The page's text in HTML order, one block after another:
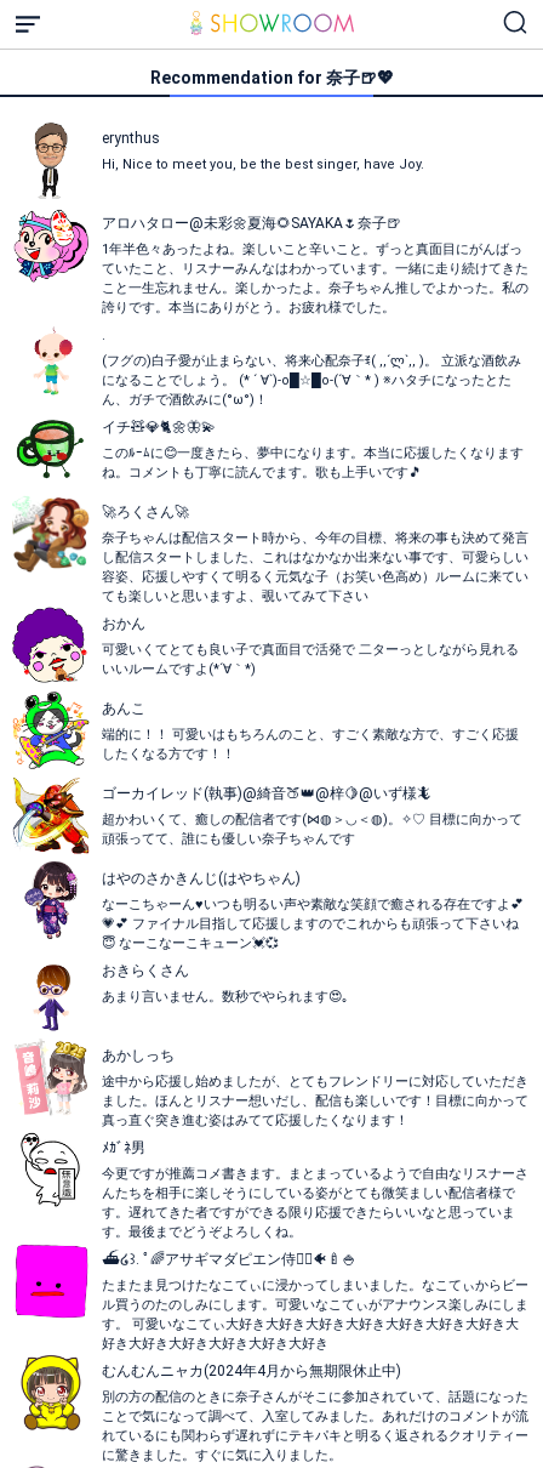
Recommendation for 奈子🍺💖
erynthus
Hi, Nice to meet you, be the best singer, have Joy.
アロハタロー@未彩🌼夏海🌻SAYAKA🌷奈子🍺
1年半色々あったよね。楽しいこと辛いこと。ずっと真面目にがんばっ
ていたこと、リスナーみんなはわかっています。一緒に走り続けてきた
こと一生忘れません。楽しかったよ。奈子ちゃん推しでよかった。私の
誇りです。本当にありがとう。お疲れ様でした。
.
(フグの)白子愛が止まらない、将来心配奈子ꉂ( ,,´ლ`,, )。 立派な酒飲み
になることでしょう。 (* ´ ∀`)-o█☆█o-(´∀｀* ) ※ハタチになったとた
ん、ガチで酒飲みに(°ω°)！
イチ🧸💎🐈️🌼🦋💫
このﾙｰﾑに😊一度きたら、夢中になります。本当に応援したくなります
ね。コメントも丁寧に読んでます。歌も上手いです🎵
🚀ろくさん🚀
奈子ちゃんは配信スタート時から、今年の目標、将来の事も決めて発言
し配信スタートしました、これはなかなか出来ない事です、可愛らしい
容姿、応援しやすくて明るく元気な子（お笑い色高め）ルームに来てい
ても楽しいと思いますよ、覗いてみて下さい
おかん
可愛いくてとても良い子で真面目で活発で 二ターっとしながら見れる
いいルームですよ(*´∀｀*)
あんこ
端的に！！ 可愛いはもちろんのこと、すごく素敵な方で、すごく応援
したくなる方です！！
ゴーカイレッド(執事)@綺音🍑👑@梓🍋@いず様🦎
超かわいくて、癒しの配信者です(⋈◍＞◡＜◍)。✧♡ 目標に向かって
頑張ってて、誰にも優しい奈子ちゃんです
はやのさかきんじ(はやちゃん)
なーこちゃーん♥いつも明るい声や素敵な笑顔で癒される存在ですよ💕
💗💕 ファイナル目指して応援しますのでこれからも頑張って下さいね
😇 なーこなーこキューン💓💞
おきらくさん
あまり言いません。数秒でやられます😍｡
あかしっち
途中から応援し始めましたが、とてもフレンドリーに対応していただき
ました。ほんとリスナー想いだし、配信も楽しいです！目標に向かって
真っ直ぐ突き進む姿はみてて応援したくなります！
ﾒｶﾞﾈ男
今更ですが推薦コメ書きます。まとまっているようで自由なリスナーさ
んたちを相手に楽しそうにしている姿がとても微笑ましい配信者様で
す。遅れてきた者ですができる限り応援できたらいいなと思っていま
す。最後までどうぞよろしくね。
⛴໒꒱. ﾟ🌈アサギマダピエン侍🧜‍♀️🐠🍼🍚
たまたま見つけたなこてぃに浸かってしまいました。なこてぃからビー
ル買うのたのしみにします。可愛いなこてぃがアナウンス楽しみにしま
す。 可愛いなこてぃ大好き大好き大好き大好き大好き大好き大好き大
好き大好き大好き大好き大好き大好き
むんむんニャカ(2024年4月から無期限休止中)
別の方の配信のときに奈子さんがそこに参加されていて、話題になった
ことで気になって調べて、入室してみました。あれだけのコメントが流
れているにも関わらず遅れずにテキパキと明るく返されるクオリティー
に驚きました。すぐに気に入りました。